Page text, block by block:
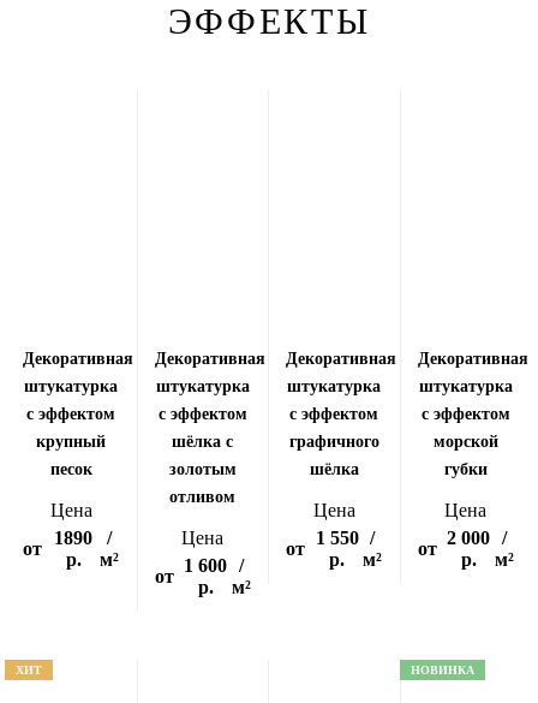
ЭФФЕКТЫ
Декоративная
штукатурка
с эффектом
крупный
песок
Цена
от
1890
р.
/
м²
Декоративная
штукатурка
с эффектом
шёлка с
золотым
отливом
Цена
от
1 600
р.
/
м²
Декоративная
штукатурка
с эффектом
графичного
шёлка
Цена
от
1 550
р.
/
м²
Декоративная
штукатурка
с эффектом
морской
губки
Цена
от
2 000
р.
/
м²
ХИТ НОВИНКА